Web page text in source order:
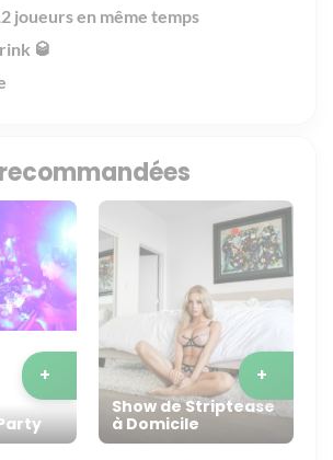
joueurs en même temps
🥃
+
Show de Striptease
à Domicile
+